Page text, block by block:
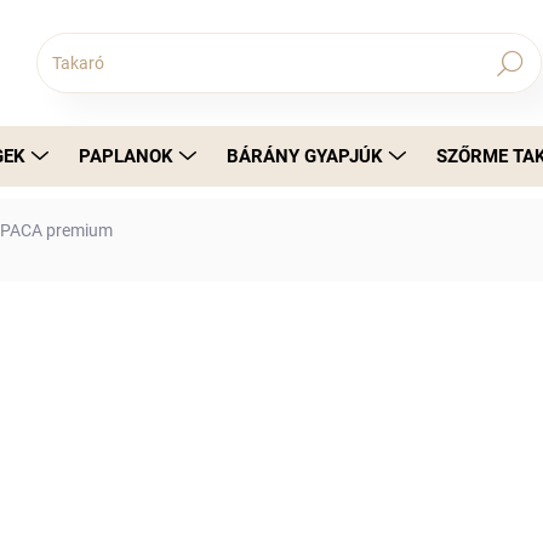
Keresés
PAPLANOK BÁRÁNY GYAPJÚK SZŐRME
premium